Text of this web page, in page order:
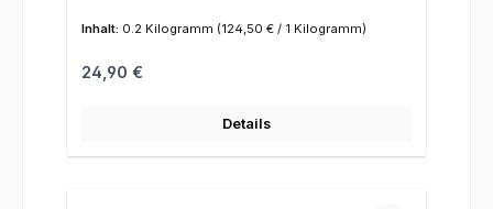
Inhalt: 0.2 Kilogramm (124,50 € / 1 Kilogramm)
Regulärer Preis:
24,90 €
Details